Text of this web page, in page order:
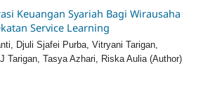
Keuangan Syariah Bagi Wirausaha
Service Learning
Djuli Sjafei Purba, Vitryani Tarigan,
Tarigan, Tasya Azhari, Riska Aulia (Author)